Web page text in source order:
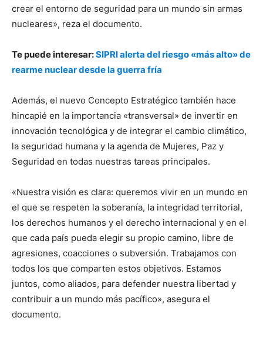
crear el entorno de seguridad para un mundo sin armas
nucleares», reza el documento.
Te puede interesar:SIPRI alerta del riesgo «más alto» de
rearme nuclear desde la guerra fría
Además, el nuevo Concepto Estratégico también hace
hincapié en la importancia «transversal» de invertir en
innovación tecnológica y de integrar el cambio climático,
la seguridad humana y la agenda de Mujeres, Paz y
Seguridad en todas nuestras tareas principales.
«Nuestra visión es clara: queremos vivir en un mundo en
el que se respeten la soberanía, la integridad territorial,
los derechos humanos y el derecho internacional y en el
que cada país pueda elegir su propio camino, libre de
agresiones, coacciones o subversión. Trabajamos con
todos los que comparten estos objetivos. Estamos
juntos, como aliados, para defender nuestra libertad y
contribuir a un mundo más pacífico», asegura el
documento.